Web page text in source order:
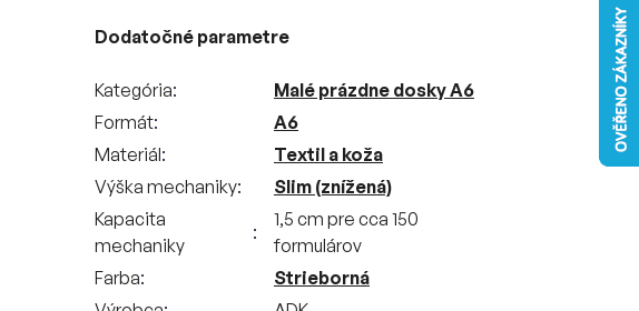
Dodatočné parametre
Kategória
Malé prázdne dosky A6
Formát
A6
Materiál
Textil a koža
Výška mechaniky
Slim (znížená)
Kapacita
mechaniky
1,5 cm pre cca 150
formulárov
Farba
Strieborná